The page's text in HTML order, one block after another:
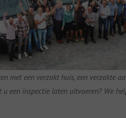
met een verzakt huis, een verzakte
een inspectie laten uitvoeren? We